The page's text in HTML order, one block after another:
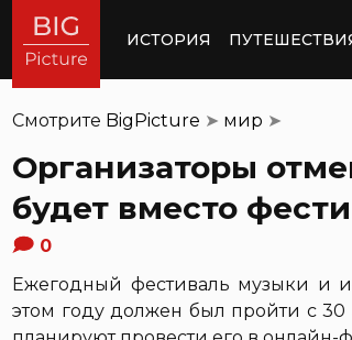
ИСТОРИЯ
Смотрите BigPicture ➤ мир ➤
Организаторы
будет вместо
0
Ежегодный фестиваль музыки и
этом году должен был пройти с 30